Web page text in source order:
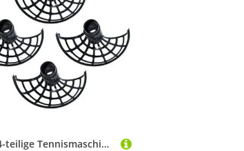
Harilla 4-teilige Tennismaschinen-Ballbahnen, Baseball-Werfer, Ballkanäle, kompakte Pitcher-Zubehörbahnen für Übungssportgeschenke